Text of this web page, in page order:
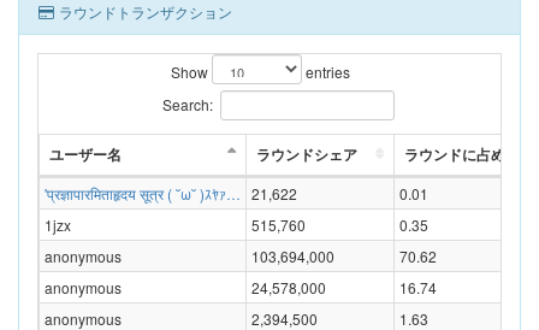
ラウンドトランザクション
Show
entries
Search:
ユーザー名 ラウンドシェア ラウンドに占める割
'प्रज्ञापारमिताहृदय सूत्र ( ˘ω˘ )ｽﾔｧ… 21,622
0.01
1jzx
515,760
0.35
anonymous
103,694,000
70.62
anonymous
24,578,000
16.74
anonymous
2,394,500
1.63